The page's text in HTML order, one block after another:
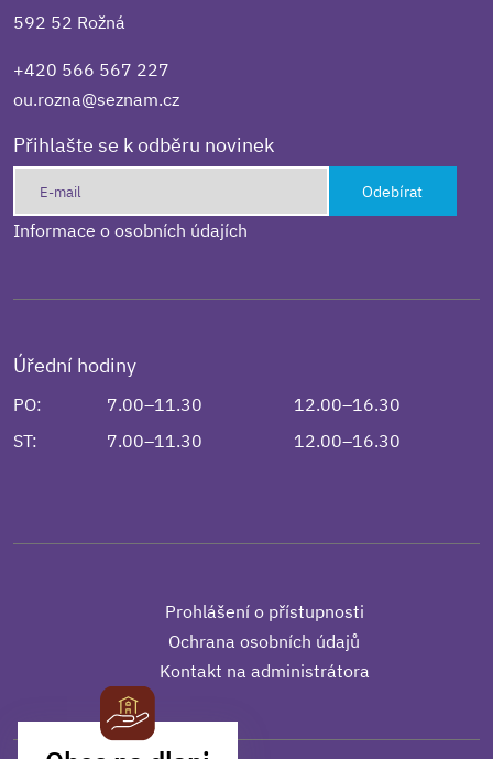
592 52 Rožná
+420 566 567 227
ou.rozna@seznam.cz
Přihlašte se k odběru novinek
Odebírat
Informace o osobních údajích
Úřední hodiny
PO: 7.00–11.30
12.00–16.30
ST:
7.00–11.30 12.00–16.30
Prohlášení o přístupnosti
Ochrana osobních údajů
Kontakt na administrátora